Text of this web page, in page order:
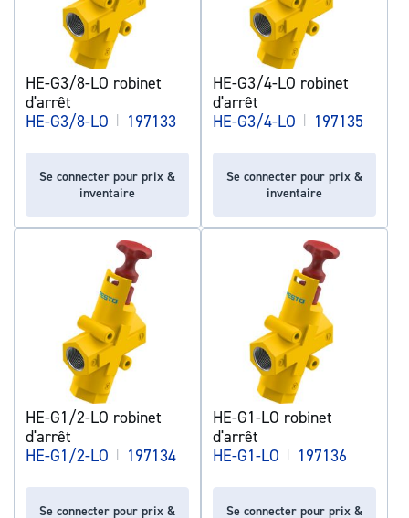
HE-G3/8-LO robinet
d'arrêt
HE-G3/8-LO | 197133
Se connecter pour prix &
inventaire
HE-G3/4-LO robinet
d'arrêt
HE-G3/4-LO | 197135
Se connecter pour prix &
inventaire
HE-G1/2-LO robinet
d'arrêt
HE-G1/2-LO | 197134
Se connecter pour prix &
HE-G1-LO robinet
d'arrêt
HE-G1-LO | 197136
Se connecter pour prix &